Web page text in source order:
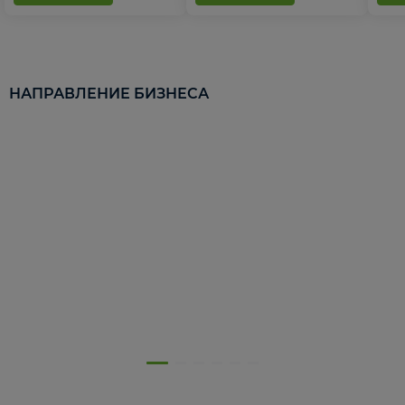
НАПРАВЛЕНИЕ БИЗНЕСА